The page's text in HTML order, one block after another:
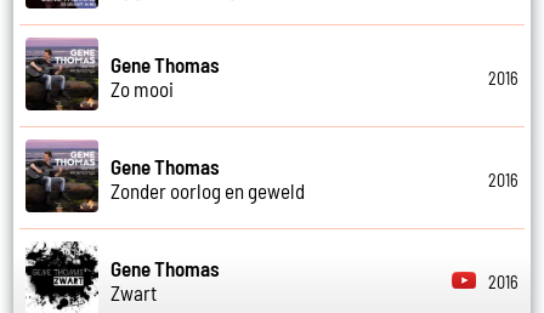
Gene Thomas
Zo mooi
2016
Gene Thomas
Zonder oorlog en geweld
2016
Gene Thomas
Zwart
2016